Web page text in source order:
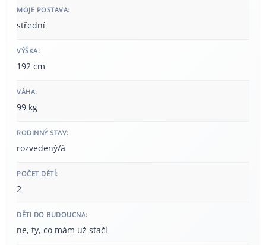
MOJE POSTAVA:
střední
VÝŠKA:
192 cm
VÁHA:
99 kg
RODINNÝ STAV:
rozvedený/á
POČET DĚTÍ:
2
DĚTI DO BUDOUCNA:
ne, ty, co mám už stačí